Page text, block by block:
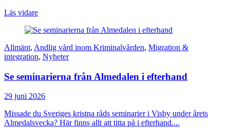
Läs vidare
Allmänt, Andlig vård inom Kriminalvården, Migration &
integration, Nyheter
Se seminarierna från Almedalen i efterhand
29 juni 2026
Missade du Sveriges kristna råds seminarier i Visby under årets
Almedalsvecka? Här finns allt att titta på i efterhand....